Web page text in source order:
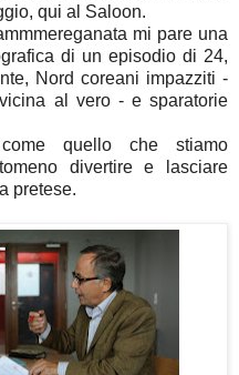
qui al Saloon.
mi pare una
di un episodio di 24,
Nord coreani impazziti -
al vero - e sparatorie
quello che stiamo
divertire e lasciare
pretese.